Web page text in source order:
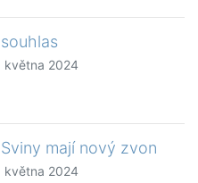
května 2024
mají nový zvon
května 2024